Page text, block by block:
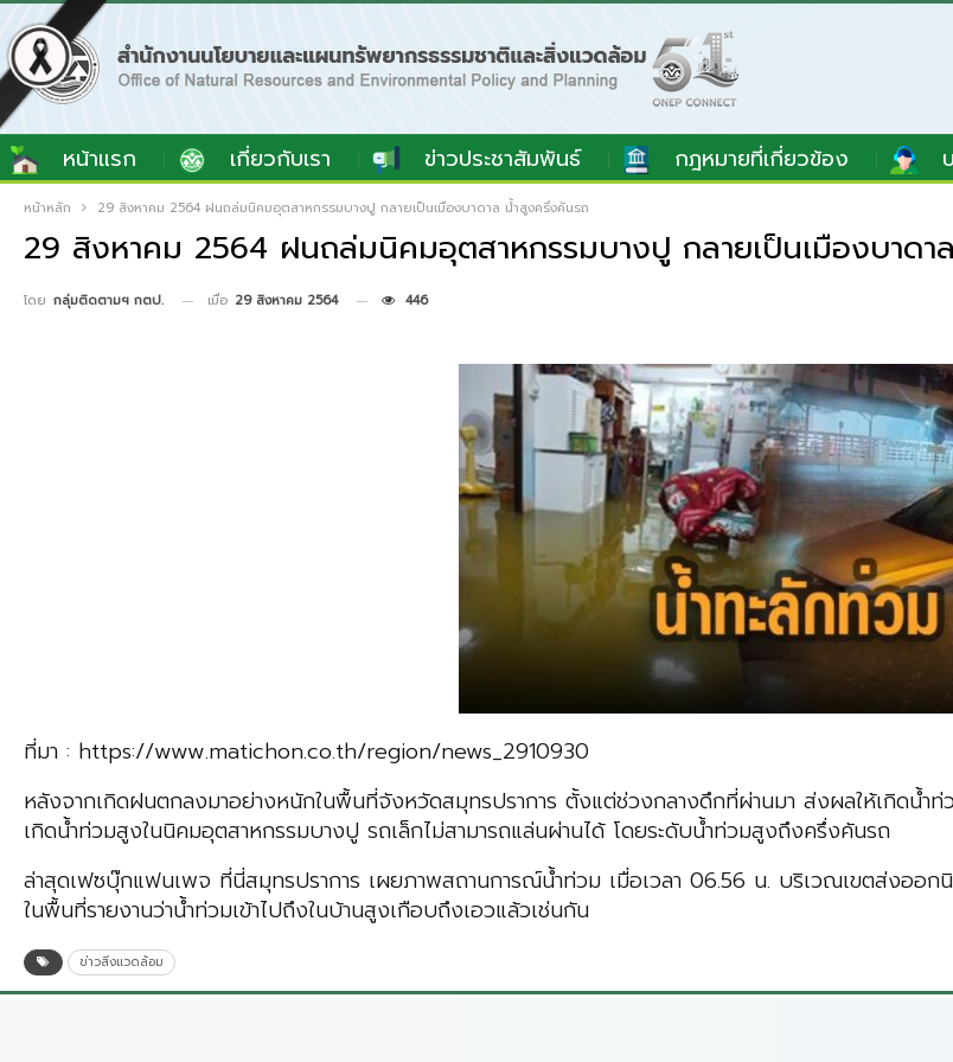
หน้าแรก เกี่ยวกับเรา ข่าวประชาสัมพันธ์ กฎหมายที่เกี่ยวข้อง
หน้าหลัก 29 สิงหาคม 2564 ฝนถล่มนิคมอุตสาหกรรมบางปู กลายเป็นเมืองบาดาล น้ำสูงครึ่งคันรถ
29 สิงหาคม 2564 ฝนถล่มนิคมอุตสาหกรรมบางปู กลายเป็นเมืองบาดา
โดย กลุ่มติดตามฯ กตป. เมื่อ 29 สิงหาคม 2564 446
ที่มา : https://www.matichon.co.th/region/news_2910930
หลังจากเกิดฝนตกลงมาอย่างหนักในพื้นที่จังหวัดสมุทรปราการ ตั้งแต่ช่วงกลางดึกที่ผ่านมา ส่งผลให้เกิดน้ำ
เกิดน้ำท่วมสูงในนิคมอุตสาหกรรมบางปู รถเล็กไม่สามารถแล่นผ่านได้ โดยระดับน้ำท่วมสูงถึงครึ่งคันรถ
ล่าสุดเฟซบุ๊กแฟนเพจ ที่นี่สมุทรปราการ เผยภาพสถานการณ์น้ำท่วม เมื่อเวลา 06.56 น. บริเวณเขตส่งออ
ในพื้นที่รายงานว่าน้ำท่วมเข้าไปถึงในบ้านสูงเกือบถึงเอวแล้วเช่นกัน
ข่าวสิ่งแวดล้อม